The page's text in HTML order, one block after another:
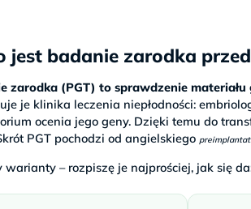
jest badanie zarodka
zarodka (PGT) to sprawdzenie
je klinika leczenia niepłodności:
ocenia jego geny. Dzięki temu do
PGT pochodzi od angielskiego
warianty – rozpiszę je najprościej, jak się